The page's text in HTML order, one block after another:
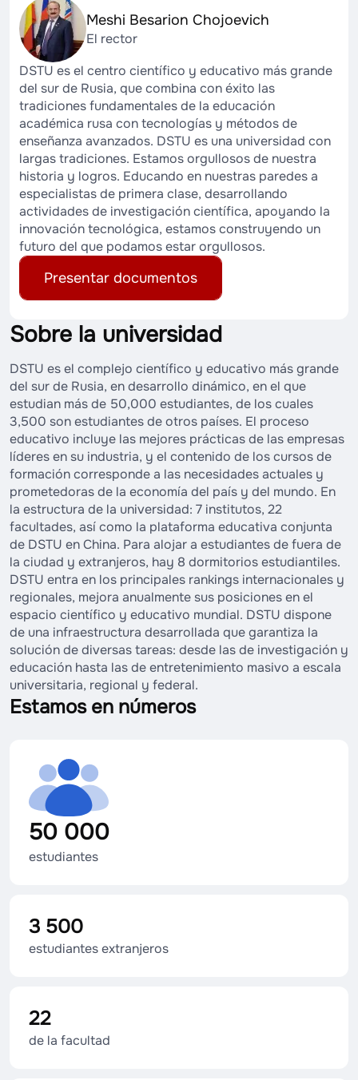
Meshi Besarion Chojoevich
El rector
DSTU es el centro científico y educativo más grande
del sur de Rusia, que combina con éxito las
tradiciones fundamentales de la educación
académica rusa con tecnologías y métodos de
enseñanza avanzados. DSTU es una universidad con
largas tradiciones. Estamos orgullosos de nuestra
historia y logros. Educando en nuestras paredes a
especialistas de primera clase, desarrollando
actividades de investigación científica, apoyando la
innovación tecnológica, estamos construyendo un
futuro del que podamos estar orgullosos.
Presentar documentos
Sobre la universidad
DSTU es el complejo científico y educativo más grande
del sur de Rusia, en desarrollo dinámico, en el que
estudian más de 50,000 estudiantes, de los cuales
3,500 son estudiantes de otros países. El proceso
educativo incluye las mejores prácticas de las empresas
líderes en su industria, y el contenido de los cursos de
formación corresponde a las necesidades actuales y
prometedoras de la economía del país y del mundo. En
la estructura de la universidad: 7 institutos, 22
facultades, así como la plataforma educativa conjunta
de DSTU en China. Para alojar a estudiantes de fuera de
la ciudad y extranjeros, hay 8 dormitorios estudiantiles.
DSTU entra en los principales rankings internacionales y
regionales, mejora anualmente sus posiciones en el
espacio científico y educativo mundial. DSTU dispone
de una infraestructura desarrollada que garantiza la
solución de diversas tareas: desde las de investigación y
educación hasta las de entretenimiento masivo a escala
universitaria, regional y federal.
Estamos en números
50 000
estudiantes
3 500
estudiantes extranjeros
22
de la facultad